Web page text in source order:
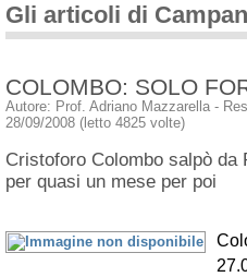
Gli articoli di
COLOMBO: SOLO
Autore: Prof. Adriano Mazzarella -
28/09/2008 (letto 4825 volte)
Cristoforo Colombo salpò da
per quasi un mese per poi